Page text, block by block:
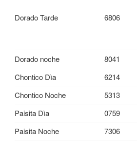
Dorado Tarde 6806
Dorado noche
8041
Chontico Dìa
6214
Chontico Noche
5313
Paisita Dìa
0759
Paisita Noche
7306